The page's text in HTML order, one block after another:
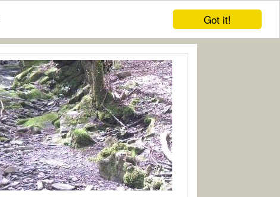
Got it!